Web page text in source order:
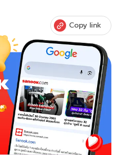
Copy link